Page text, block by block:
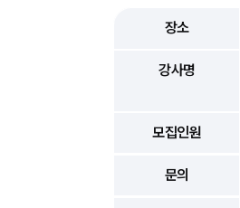
장소
강사명
모집인원
문의